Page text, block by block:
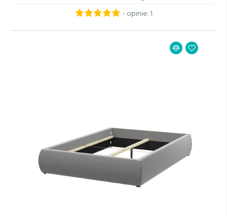
- opinie: 1